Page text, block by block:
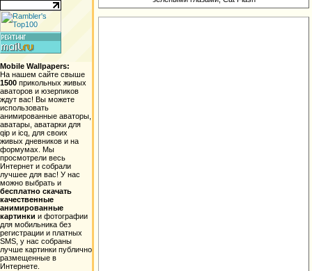
Mobile Wallpapers:
На нашем сайте свыше
1500 прикольных живых
аваторов и юзерпиков
ждут вас! Вы можете
использовать
анимированные аваторы,
аватары, аватарки для
qip и icq, для своих
живых дневников и на
формумах. Мы
просмотрели весь
Интернет и собрали
лучшее для вас! У нас
можно выбрать и
бесплатно скачать
качественные
анимированные
картинки и фотографии
для мобильника без
регистрации и платных
SMS, у нас собраны
лучше картинки публично
размещенные в
Интернете.